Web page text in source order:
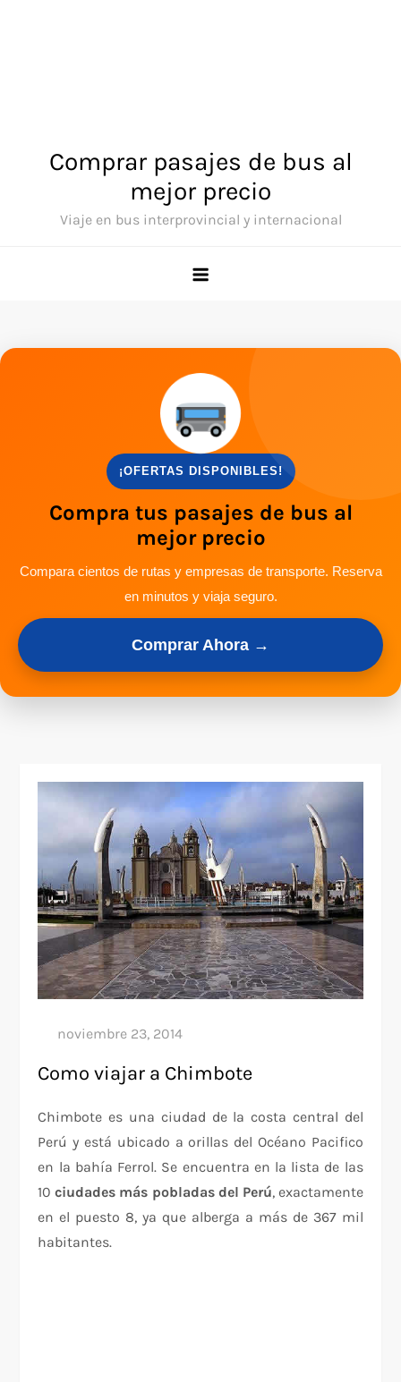
Comprar pasajes de bus al
mejor precio
Viaje en bus interprovincial y internacional
¡OFERTAS DISPONIBLES!
Compra tus pasajes de bus al
mejor precio
Compara cientos de rutas y empresas de transporte. Reserva
en minutos y viaja seguro.
Comprar Ahora →
Como viajar a Chimbote
Chimbote es una ciudad de la costa central del
Perú y está ubicado a orillas del Océano Pacifico
en la bahía Ferrol. Se encuentra en la lista de las
10ciudades más pobladas del Perú, exactamente
en el puesto 8, ya que alberga a más de 367 mil
habitantes.